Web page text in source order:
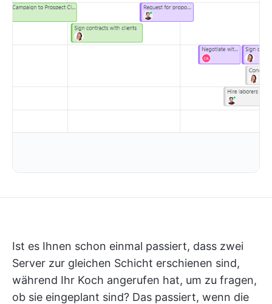
Ist es Ihnen schon einmal passiert, dass zwei
Server zur gleichen Schicht erschienen sind,
während Ihr Koch angerufen hat, um zu fragen,
ob sie eingeplant sind? Das passiert, wenn die